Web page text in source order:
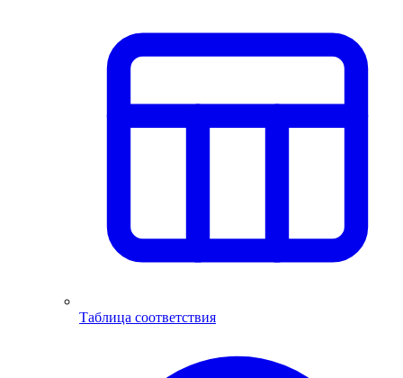
Таблица соответствия